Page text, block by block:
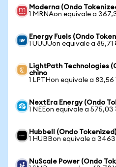
Moderna (Ondo
1 MRNAon equivale a
Energy Fuels (Ondo
1 UUUUon equivale a 85,71
LightPath Technologies
chino
1 LPTHon equivale a 83,56
NextEra Energy (Ondo
1 NEEon equivale a 575,03
Hubbell (Ondo
1 HUBBon equivale a
NuScale Power (Ondo